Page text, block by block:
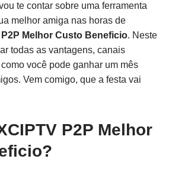
te contar sobre uma ferramenta
melhor amiga nas horas de
P2P Melhor Custo Beneficio. Neste
todas as vantagens, canais
você pode ganhar um mês
Vem comigo, que a festa vai
P2P Melhor